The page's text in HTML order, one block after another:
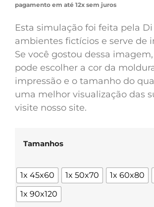
pagamento em até 12x sem juros
Esta simulação foi feita pela
ambientes fictícios e serve de
Se você gostou dessa
pode escolher a cor da
impressão e o tamanho do
uma melhor visualização das
visite nosso site.
Tamanhos
1x 45x60 1x 50x70 1x 60x80
1x 90x120